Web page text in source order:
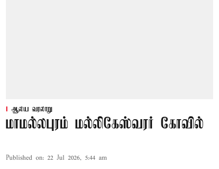
ஆலய வரலாறு
மாமல்லபுரம் மல்லிகேஸ்வரர் கோவில்
Published on: 22 Jul 2026, 5:44 am